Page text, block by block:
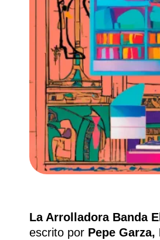
La Arrolladora Banda
escrito por Pepe Garza,